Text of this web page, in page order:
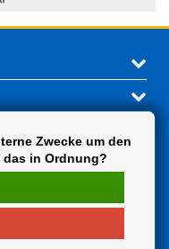
Zwecke um den
das in Ordnung?